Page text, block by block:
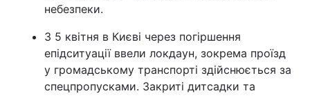
небезпеки.
З 5 квітня в Києві через погіршення
епідситуації ввели локдаун, зокрема проїзд
у громадському транспорті здійснюється за
спецпропусками. Закриті дитсадки та